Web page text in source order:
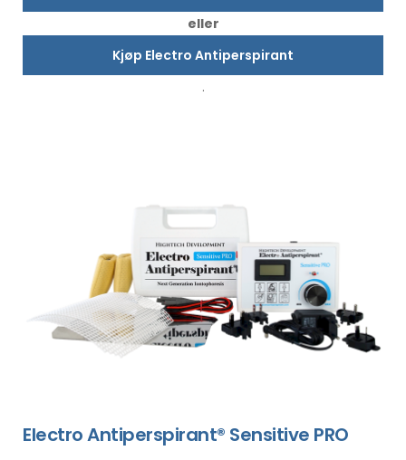
eller
Kjøp Electro Antiperspirant
.
Electro Antiperspirant® Sensitive PRO